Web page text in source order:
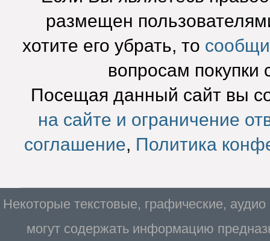
размещен
хотите его убрать, то
вопросам покупки
Посещая данный сайт вы
на сайте и ограничение
соглашение, Политика
Некоторые текстовые, графические,
могут содержать информацию